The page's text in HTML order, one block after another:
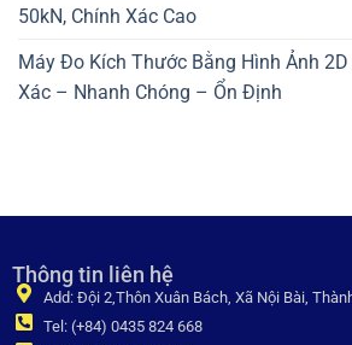
50kN, Chính Xác Cao
Máy Đo Kích Thước Bằng Hình Ảnh 2D
Xác – Nhanh Chóng – Ổn Định
Thông tin liên hệ
Add: Đội 2,Thôn Xuân Bách, Xã Nội Bài,
Tel: (+84) 0435 824 668